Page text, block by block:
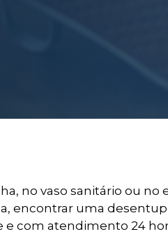
no vaso sanitário ou no
encontrar uma
com atendimento 24